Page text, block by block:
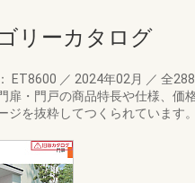
リーカタログ
ET8600 ／ 2024年02月 ／ 全
扉・門戸の商品特長や仕様、価
ジを抜粋してつくられています。